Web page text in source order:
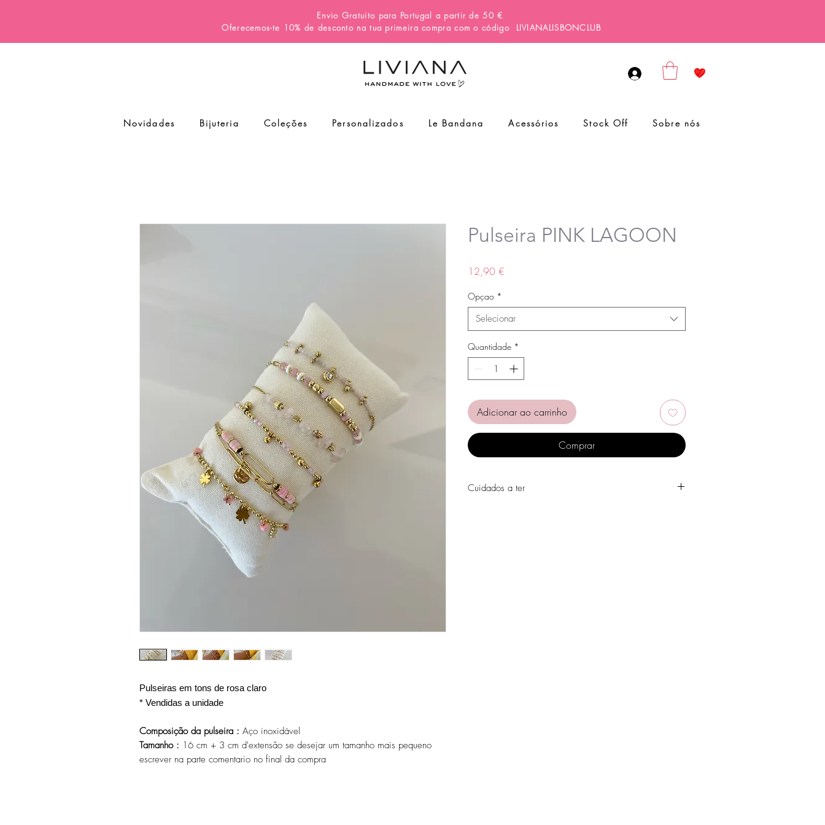
Envio Gratuito para Portugal a partir de 50 €
Oferecemos-te 10% de desconto na tua primeira compra com o código
LIVIANALISBONCLUB
Novidades Bijuteria Coleções Personalizados Le Bandana Acessórios Stock Off Sobre nós
Pulseiras em tons de rosa claro
* Vendidas a unidade
Composição da pulseira : Aço inoxidável
Tamanho : 16 cm + 3 cm d'extensão se desejar um tamanho mais pequeno
escrever na parte comentario no final da compra
Pulseira PINK LAGOON
12,90 €
Opçao *
Selecionar
Quantidade *
Adicionar ao carrinho
Comprar
Cuidados a ter